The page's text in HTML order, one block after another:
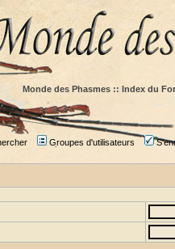
Monde des Phasmes :: Index du
Groupes d'utilisateurs